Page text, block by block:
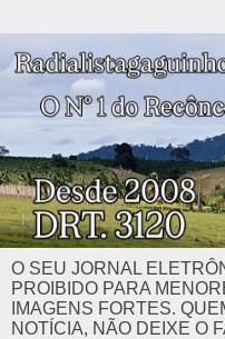
O SEU JORNAL
PROIBIDO PARA
IMAGENS FORTES.
NOTÍCIA, NÃO DEIXE O